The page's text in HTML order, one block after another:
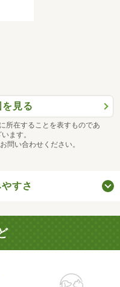
見る
所在することを表すものであ
ます。
問い合わせください。
すさ